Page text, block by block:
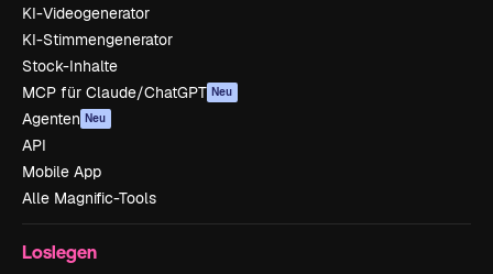
KI-Videogenerator
KI-Stimmengenerator
Stock-Inhalte
MCP für Claude/ChatGPT Neu
Agenten Neu
API
Mobile App
Alle Magnific-Tools
Loslegen